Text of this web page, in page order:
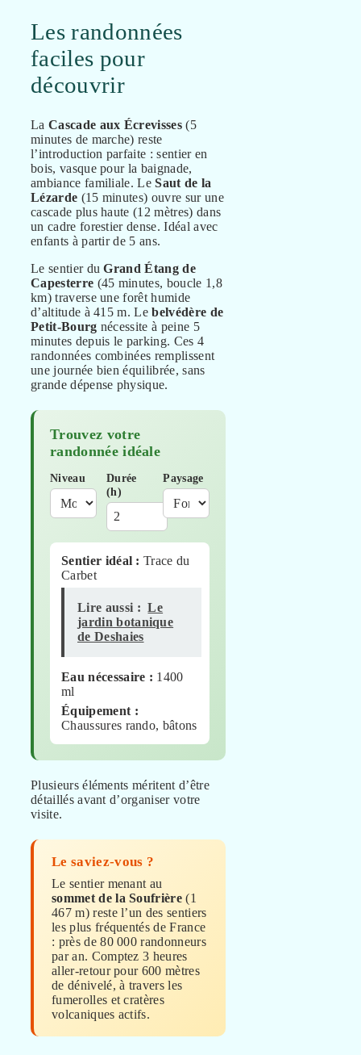
Les randonnées
faciles pour
découvrir
La Cascade aux Écrevisses (5
minutes de marche) reste
l’introduction parfaite : sentier en
bois, vasque pour la baignade,
ambiance familiale. LeSaut de la
Lézarde (15 minutes) ouvre sur une
cascade plus haute (12 mètres) dans
un cadre forestier dense. Idéal avec
enfants à partir de 5 ans.
Le sentier duGrand Étang de
Capesterre (45 minutes, boucle 1,8
km) traverse une forêt humide
d’altitude à 415 m. Lebelvédère de
Petit-Bourg nécessite à peine 5
minutes depuis le parking. Ces 4
randonnées combinées remplissent
une journée bien équilibrée, sans
grande dépense physique.
Trouvez votre
randonnée idéale
Niveau
Durée
(h)
Paysage
Sentier idéal : Trace du
Carbet
Lire aussi : Le
jardin botanique
de Deshaies
Eau nécessaire : 1400
ml
Équipement :
Chaussures rando, bâtons
Plusieurs éléments méritent d’être
détaillés avant d’organiser votre
visite.
Le saviez-vous ?
Le sentier menant au
sommet de la Soufrière (1
467 m) reste l’un des sentiers
les plus fréquentés de France
: près de 80 000 randonneurs
par an. Comptez 3 heures
aller-retour pour 600 mètres
de dénivelé, à travers les
fumerolles et cratères
volcaniques actifs.